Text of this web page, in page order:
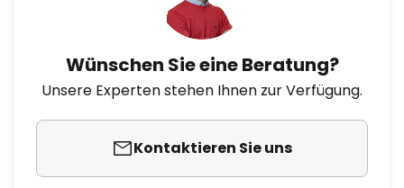
Wünschen Sie eine Beratung?
Unsere Experten stehen Ihnen zur Verfügung.
Kontaktieren Sie uns